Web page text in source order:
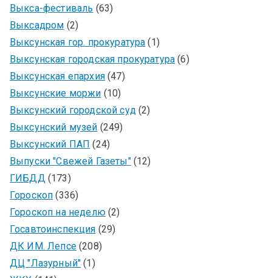
Выкса-фестиваль (63)
Выксадром (2)
Выксунская гор. прокуратура (1)
Выксунская городская прокуратура (6)
Выксунская епархия(47)
Выксунские моржи (10)
Выксунский городской суд (2)
Выксунский музей (249)
Выксунский ПАП (24)
Выпуски "Свежей Газеты"(12)
ГИБДД (173)
Гороскоп (336)
Гороскоп на неделю(2)
Госавтоинспекция (29)
ДК ИМ. Лепсе(208)
ДЦ "Лазурный" (1)